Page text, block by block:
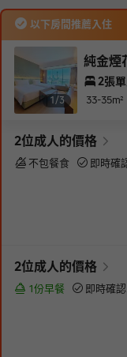
以下房間推薦入住
1/3
純金煙
2張
33-35m²
2位成人 的價格
不包餐食 即時確
2位成人 的價格
1份早餐 即時確認